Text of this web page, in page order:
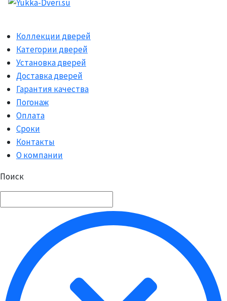
Коллекции дверей
Категории дверей
Установка дверей
Доставка дверей
Гарантия качества
Погонаж
Оплата
Сроки
Контакты
О компании
Поиск